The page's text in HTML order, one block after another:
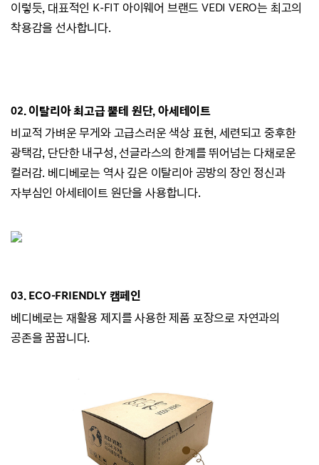
이렇듯, 대표적인 K-FIT 아이웨어 브랜드VEDI VERO는 최고의
착용감을 선사합니다.
02. 이탈리아 최고급 뿔테 원단, 아세테이트
비교적 가벼운 무게와 고급스러운 색상 표현, 세련되고 중후한
광택감, 단단한 내구성, 선글라스의 한계를 뛰어넘는 다채로운
컬러감. 베디베로는 역사 깊은 이탈리아 공방의 장인 정신과
자부심인 아세테이트 원단을 사용합니다.
03. ECO-FRIENDLY 캠페인
베디베로는 재활용 제지를 사용한 제품 포장으로 자연과의
공존을 꿈꿉니다.